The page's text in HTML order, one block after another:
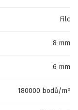
Filc
8 mm
6 mm
180000 bodů/m²